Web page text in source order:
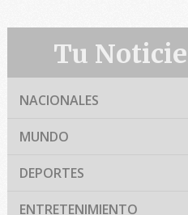
Tu
NACIONALES
MUNDO
DEPORTES
ENTRETENIMIENTO